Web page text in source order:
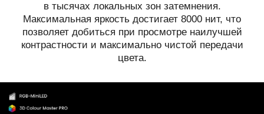
в тысячах локальных зон затемнения.
Максимальная яркость достигает 8000 нит, что
позволяет добиться при просмотре наилучшей
контрастности и максимально чистой передачи
цвета.